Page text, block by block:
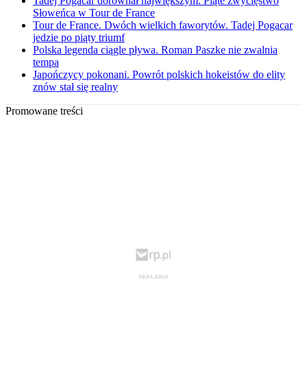
Słoweńca w Tour de France
Tour de France. Dwóch wielkich faworytów. Tadej Pogacar
jedzie po piąty triumf
Polska legenda ciągle pływa. Roman Paszke nie zwalnia
tempa
Japończycy pokonani. Powrót polskich hokeistów do elity
znów stał się realny
Promowane treści